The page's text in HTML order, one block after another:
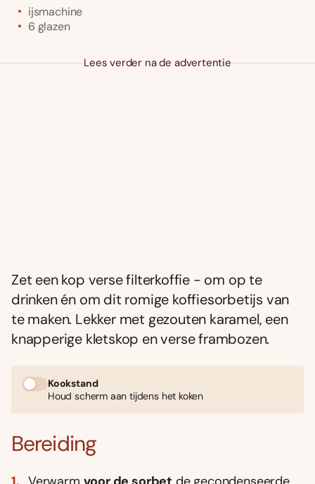
ijsmachine
6 glazen
Lees verder na de advertentie
Zet een kop verse filterkoffie - om op te
drinken én om dit romige koffiesorbetijs van
te maken. Lekker met gezouten karamel, een
knapperige kletskop en verse frambozen.
Kookstand
Houd scherm aan tijdens het koken
Bereiding